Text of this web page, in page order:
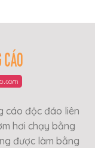
cáo độc đáo liên
hơi chạy bằng
được làm bằng